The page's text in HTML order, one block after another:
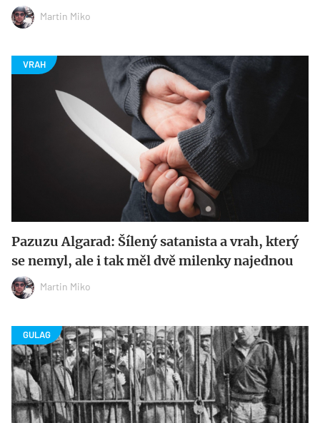
Martin Miko
Pazuzu Algarad: Šílený satanista a vrah, který
se nemyl, ale i tak měl dvě milenky najednou
Martin Miko